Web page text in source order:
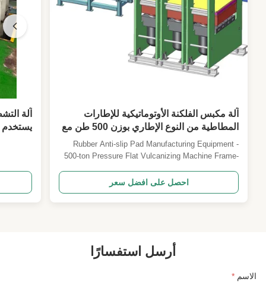
آلة مكبس الفلكنة الأوتوماتيكية للإطارات
المطاطية من النوع الإطاري بوزن 500 طن مع
تسخين كهربائي لتشكيل المطاط بالضغط
الساخن
Rubber Anti-slip Pad Manufacturing Equipment -
500-ton Pressure Flat Vulcanizing Machine Frame-
designed for high-volume production of anti-slip
rubber mats with precise pattern definition and
consistent quality. Working Principle of Vulcanizing
احصل على افضل سعر
أرسل استفسارًا
الاسم *